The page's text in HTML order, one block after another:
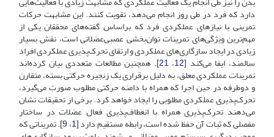
دارد که فرد در طی روز انجام می‌دهد، تقویت کنند. این مشابهت حرکات
تمرینی با نیازهای عملکردی فرد که بر‌اساس گفته‌های محققان یکی از
مهم‌ترین ویژگی‌های تمرینات توان‌بخشی عصبی‌عضلانی است، نقش بسیار
زیادی در ایجاد سازگاری‌های عملکردی و ارتقای تحرک‌پذیری عملکردی افراد
سالمند، ایفا می‌کند [12،21]. همچنین مطالعات متعددی بیان کرده‌اند
تمرینات عملکردی معلق، به دلیل برقراری یک زنجیره حرکتی بسته، متقارن
و دوطرفه در حین اجرا که همراه با دامنه حرکتی مطلوب صورت می‌گیرد،
تحرک‌پذیری عملکردی مطلوبی را ایجاد خواهد کرد. برخی از تحقیقات نشان
می‌دهند تحرک‌پذیری همراه با انعطاف‌پذیری فعال عضلات در ساختار
مفصلی که ثبات آن حفظ شده است، رابطه مستقیم دارد [1،9]. تمریناتی که